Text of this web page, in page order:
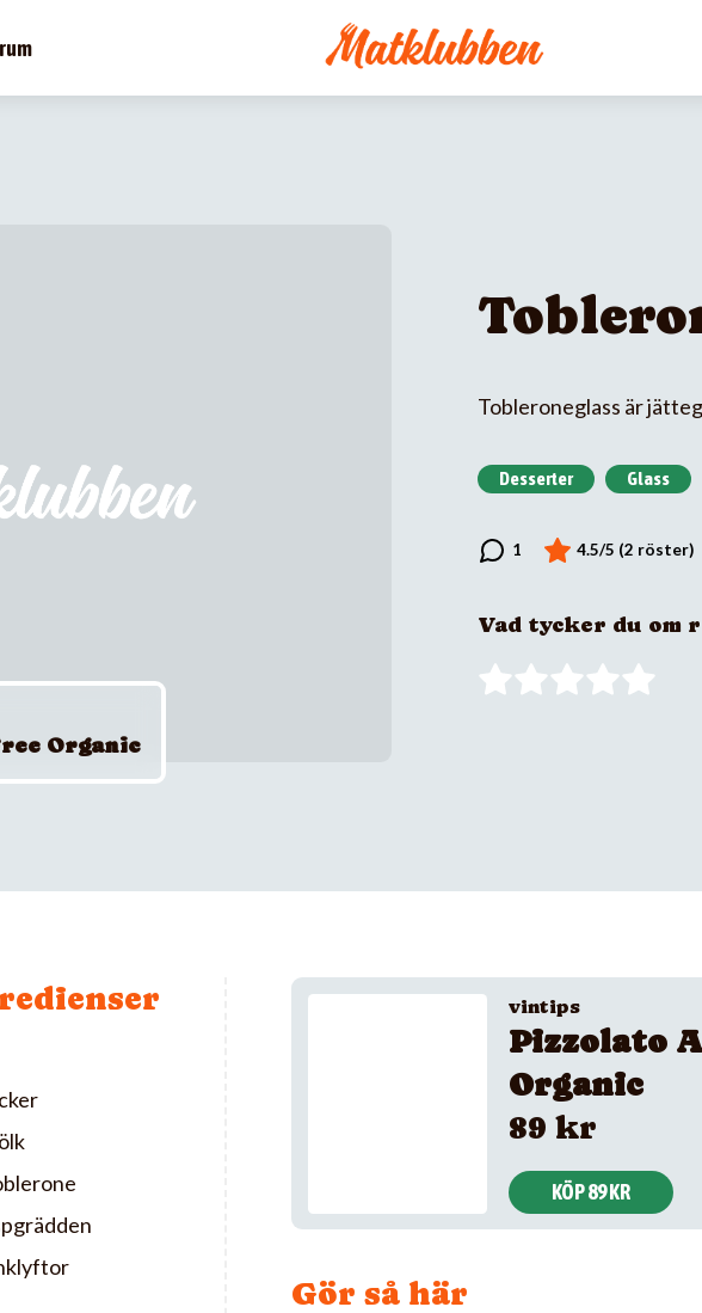
Organic
Tobleroneglass är
Desserter Glass
Vad tycker du om
vintips
Pizzolato
Organic
89 kr
KÖP 89 KR
Gör så här